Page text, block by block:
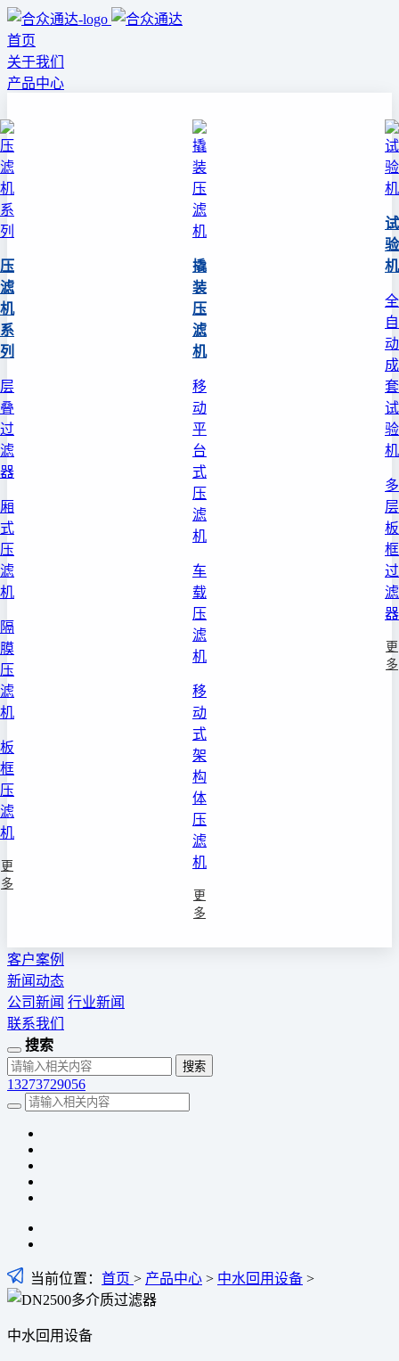
首页
关于我们
产品中心
压
滤
机
系
列
层
叠
过
滤
器
厢
式
压
滤
机
隔
膜
压
滤
机
板
框
压
滤
机
更
多
撬
装
压
滤
机
移
动
平
台
式
压
滤
机
车
载
压
滤
机
移
动
式
架
构
体
压
滤
机
更
多
试
验
机
全
自
动
成
套
试
验
机
多
层
板
框
过
滤
器
更
多
客户案例
新闻动态
公司新闻 行业新闻
联系我们
搜索
13273729056
当前位置： 首页 > 产品中心 > 中水回用设备 >
中水回用设备